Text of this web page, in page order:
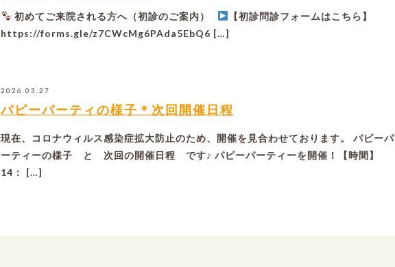
初めてご来院される方へ（初診のご案内）
【初診問診フォームはこちら】
https://forms.gle/z7CWcMg6PAda5EbQ6 […]
2026.03.27
パピーパーティの様子＊次回開催日程
現在、コロナウィルス感染症拡大防止のため、開催を見合わせております。 パピーパ
ーティーの様子 と 次回の開催日程 です♪ パピーパーティーを開催！【時間】
14： […]